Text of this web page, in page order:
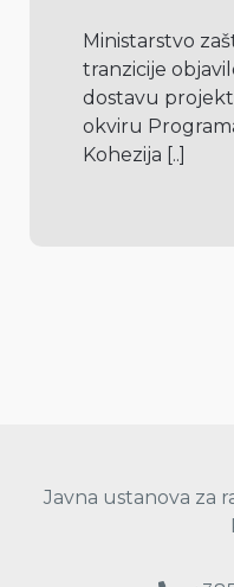
Ministarstvo
tranzicije
dostavu
okviru
Kohezija [..]
Javna ustanova za